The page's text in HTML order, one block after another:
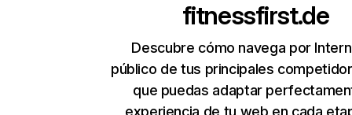
fitnessfirst.de
Descubre cómo navega por
público de tus principales
que puedas adaptar
experiencia de tu web en cada